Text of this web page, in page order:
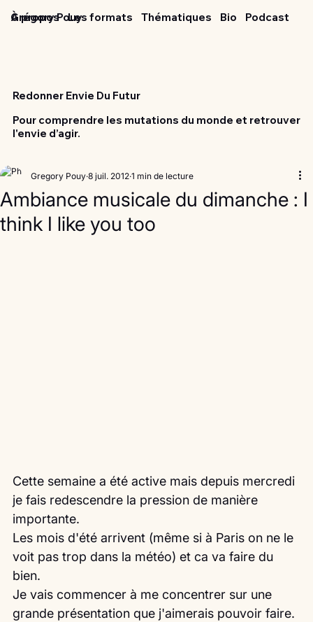
Grégory Pouy
À propos Les formats Thématiques Podcast
Bio
Redonner Envie Du Futur
Pour comprendre les mutations du monde et retrouver
l'envie d’agir.
Ambiance musicale du dimanche : I
think I like you too
Gregory Pouy 8 juil. 2012 1 min de lecture
Cette semaine a été active mais depuis mercredi
je fais redescendre la pression de manière
importante.
Les mois d'été arrivent (même si à Paris on ne le
voit pas trop dans la météo) et ca va faire du
bien.
Je vais commencer à me concentrer sur une
grande présentation que j'aimerais pouvoir faire.